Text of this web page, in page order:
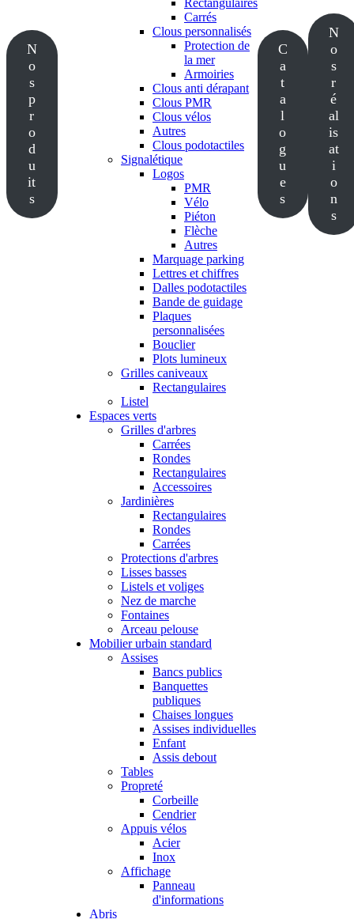
N
o
s
p
r
o
d
u
it
s
Rectangulaires
Carrés
Clous personnalisés
Protection de
la mer
Armoiries
Clous anti dérapant
Clous PMR
Clous vélos
Autres
Clous podotactiles
Signalétique
Logos
PMR
Vélo
Piéton
Flèche
Autres
Marquage parking
Lettres et chiffres
Dalles podotactiles
Bande de guidage
Plaques
personnalisées
Bouclier
Plots lumineux
Grilles caniveaux
Rectangulaires
Listel
Espaces verts
Grilles d'arbres
Carrées
Rondes
Rectangulaires
Accessoires
Jardinières
Rectangulaires
Rondes
Carrées
Protections d'arbres
Lisses basses
Listels et voliges
Nez de marche
Fontaines
Arceau pelouse
Mobilier urbain standard
Assises
Bancs publics
Banquettes
publiques
Chaises longues
Assises individuelles
Enfant
Assis debout
Tables
Propreté
Corbeille
Cendrier
Appuis vélos
Acier
Inox
Affichage
Panneau
d'informations
Abris
C
a
t
a
l
o
g
u
e
s
N
o
s
r
é
al
is
at
i
o
n
s